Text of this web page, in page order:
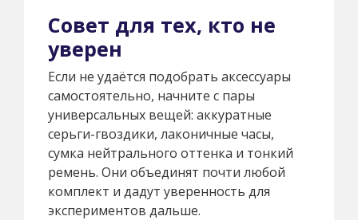
Совет для тех, кто не
уверен
Если не удаётся подобрать аксессуары
самостоятельно, начните с пары
универсальных вещей: аккуратные
серьги-гвоздики, лаконичные часы,
сумка нейтрального оттенка и тонкий
ремень. Они объединят почти любой
комплект и дадут уверенность для
экспериментов дальше.